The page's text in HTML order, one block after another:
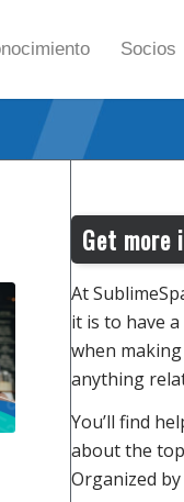
Socios
Get more
At
it is to have
when
anything
You’ll find
about the
Organized